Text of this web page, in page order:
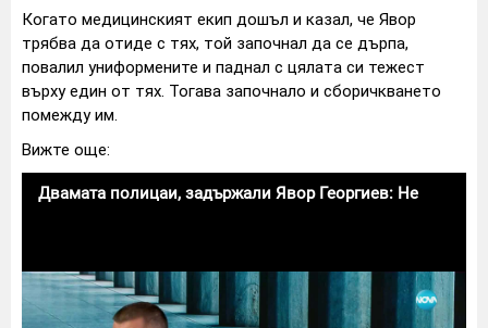
Когато медицинският екип дошъл и казал, че Явор
трябва да отиде с тях, той започнал да се дърпа,
повалил униформените и паднал с цялата си тежест
върху един от тях. Тогава започнало и сборичкването
помежду им.
Вижте още: